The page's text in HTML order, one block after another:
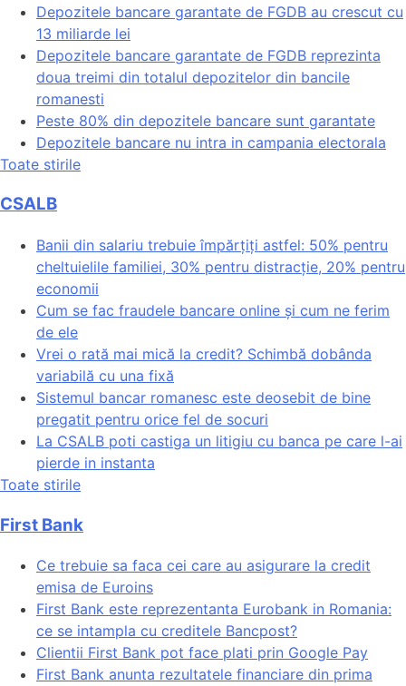
Depozitele bancare garantate de FGDB au crescut cu
13 miliarde lei
Depozitele bancare garantate de FGDB reprezinta
doua treimi din totalul depozitelor din bancile
romanesti
Peste 80% din depozitele bancare sunt garantate
Depozitele bancare nu intra in campania electorala
Toate stirile
CSALB
Banii din salariu trebuie împărțiți astfel: 50% pentru
cheltuielile familiei, 30% pentru distracție, 20% pentru
economii
Cum se fac fraudele bancare online și cum ne ferim
de ele
Vrei o rată mai mică la credit? Schimbă dobânda
variabilă cu una fixă
Sistemul bancar romanesc este deosebit de bine
pregatit pentru orice fel de socuri
La CSALB poti castiga un litigiu cu banca pe care l-ai
pierde in instanta
Toate stirile
First Bank
Ce trebuie sa faca cei care au asigurare la credit
emisa de Euroins
First Bank este reprezentanta Eurobank in Romania:
ce se intampla cu creditele Bancpost?
Clientii First Bank pot face plati prin Google Pay
First Bank anunta rezultatele financiare din prima